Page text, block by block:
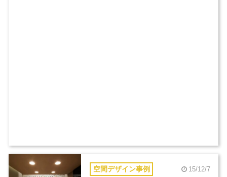
空間デザイン事例 15/12/7